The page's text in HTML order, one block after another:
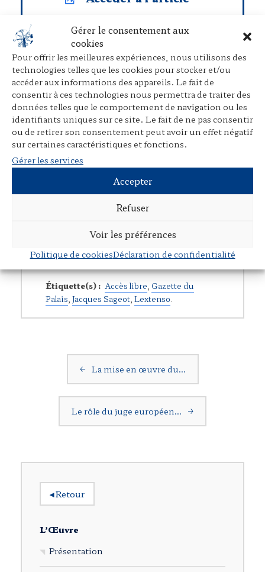
Gérer le consentement aux
cookies
Pour offrir les meilleures expériences, nous utilisons des
technologies telles que les cookies pour stocker et/ou
accéder aux informations des appareils. Le fait de
consentir à ces technologies nous permettra de traiter des
données telles que le comportement de navigation ou les
identifiants uniques sur ce site. Le fait de ne pas consentir
ou de retirer son consentement peut avoir un effet négatif
sur certaines caractéristiques et fonctions.
Gérer les services
Accepter
Refuser
Voir les préférences
Politique de cookiesDéclaration de confidentialité
P
r
i
n
t
E
m
a
l
P
a
r
t
a
g
Pour citer ce texte : Portanguen,
Antoine. « Le droit pénal en Chine :
avancées des textes et résistance des
La Boussole des possibles
Étiquette(s) : Accès libre, Gazette du
Palais, Jacques Sageot, Lextenso.
← La mise en œuvre du…
Le rôle du juge européen… →
◂Retour
L’Œuvre
Présentation